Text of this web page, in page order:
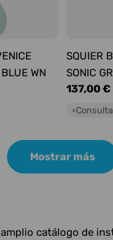
WN
SQUIER
SONIC
Precio
habitual
137,00 €
○
Mostrar más
catálogo de